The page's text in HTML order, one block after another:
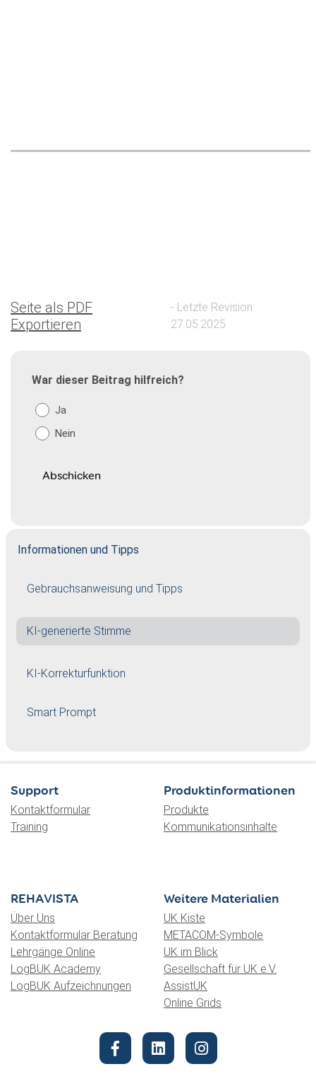
Informationen und Tipps
Gebrauchsanweisung und Tipps
KI-generierte Stimme
KI-Korrekturfunktion
Smart Prompt
Seite als PDF
Exportieren
- Letzte Revision:
27.05.2025
War dieser Beitrag hilfreich?
Ja
Nein
Support
Kontaktformular
Training
Produktinformationen
Produkte
Kommunikationsinhalte
REHAVISTA
Über Uns
Kontaktformular Beratung
Lehrgänge Online
LogBUK Academy
LogBUK Aufzeichnungen
Weitere Materialien
UK Kiste
METACOM-Symbole
UK im Blick
Gesellschaft für UK e.V.
AssistUK
Online Grids